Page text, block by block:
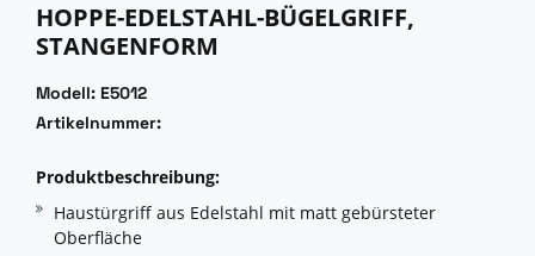
HOPPE-EDELSTAHL-BÜGELGRIFF,
STANGENFORM
Modell: E5012
Artikelnummer:
Produktbeschreibung:
Haustürgriff aus Edelstahl mit matt gebürsteter
Oberfläche